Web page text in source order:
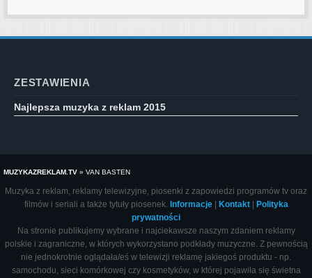
ZESTAWIENIA
Najlepsza muzyka z reklam 2015
MUZYKAZREKLAM.TV » VAN BASTEN
Muzyka z reklam, reklamy telewizyjne, piosenki z zapowiedzi programów tv oraz
filmów i seriali a także tytuły piosenek. Informacje| Kontakt|
Polityka
prywatności
Na stronie publikujemy wybrane i najciekawsze naszym zdaniem reklamy
polskie i zagraniczne, w których wykorzystano podkłady muzyczne. Z pewnością
nie jednokrotnie oglądała/eś w telewizji reklamę jakiegoś produktu - np.
samochodu, sieci komórkowej czy kosmetyków, w której pojawiła się świetna